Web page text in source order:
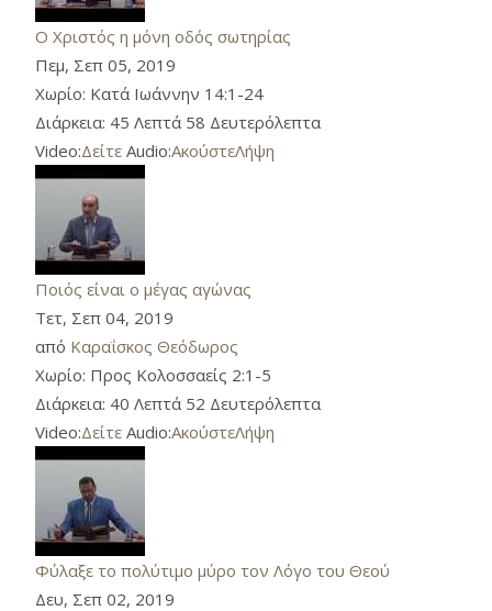
Ο Χριστός η μόνη οδός σωτηρίας
Πεμ, Σεπ 05, 2019
Χωρίο: Κατά Ιωάννην 14:1-24
Διάρκεια: 45 Λεπτά 58 Δευτερόλεπτα
Video:Δείτε Audio:ΑκούστεΛήψη
Ποιός είναι ο μέγας αγώνας
Τετ, Σεπ 04, 2019
από Καραΐσκος Θεόδωρος
Χωρίο: Προς Κολοσσαείς 2:1-5
Διάρκεια: 40 Λεπτά 52 Δευτερόλεπτα
Video:Δείτε Audio:ΑκούστεΛήψη
Φύλαξε το πολύτιμο μύρο τον Λόγο του Θεού
Δευ, Σεπ 02, 2019